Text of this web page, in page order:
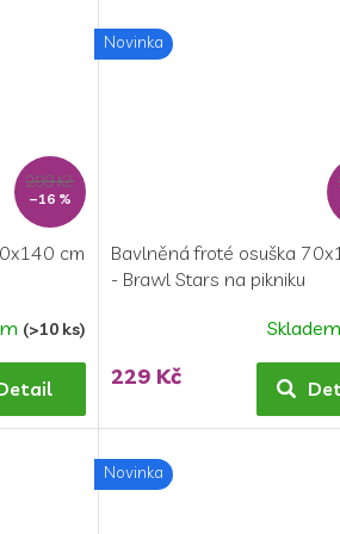
299 Kč
–16 %
cm
(>10 ks)
Novinka
Bavlněná froté osuška
- Brawl Stars na pikniku
Skladem
229 Kč
Novinka